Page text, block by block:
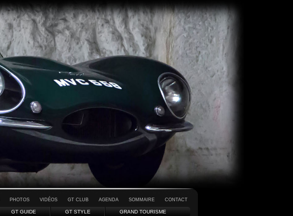
PHOTOS VIDÉOS GT CLUB AGENDA SOMMAIRE CONTACT
GT GUIDE GT STYLE GRAND TOURISME